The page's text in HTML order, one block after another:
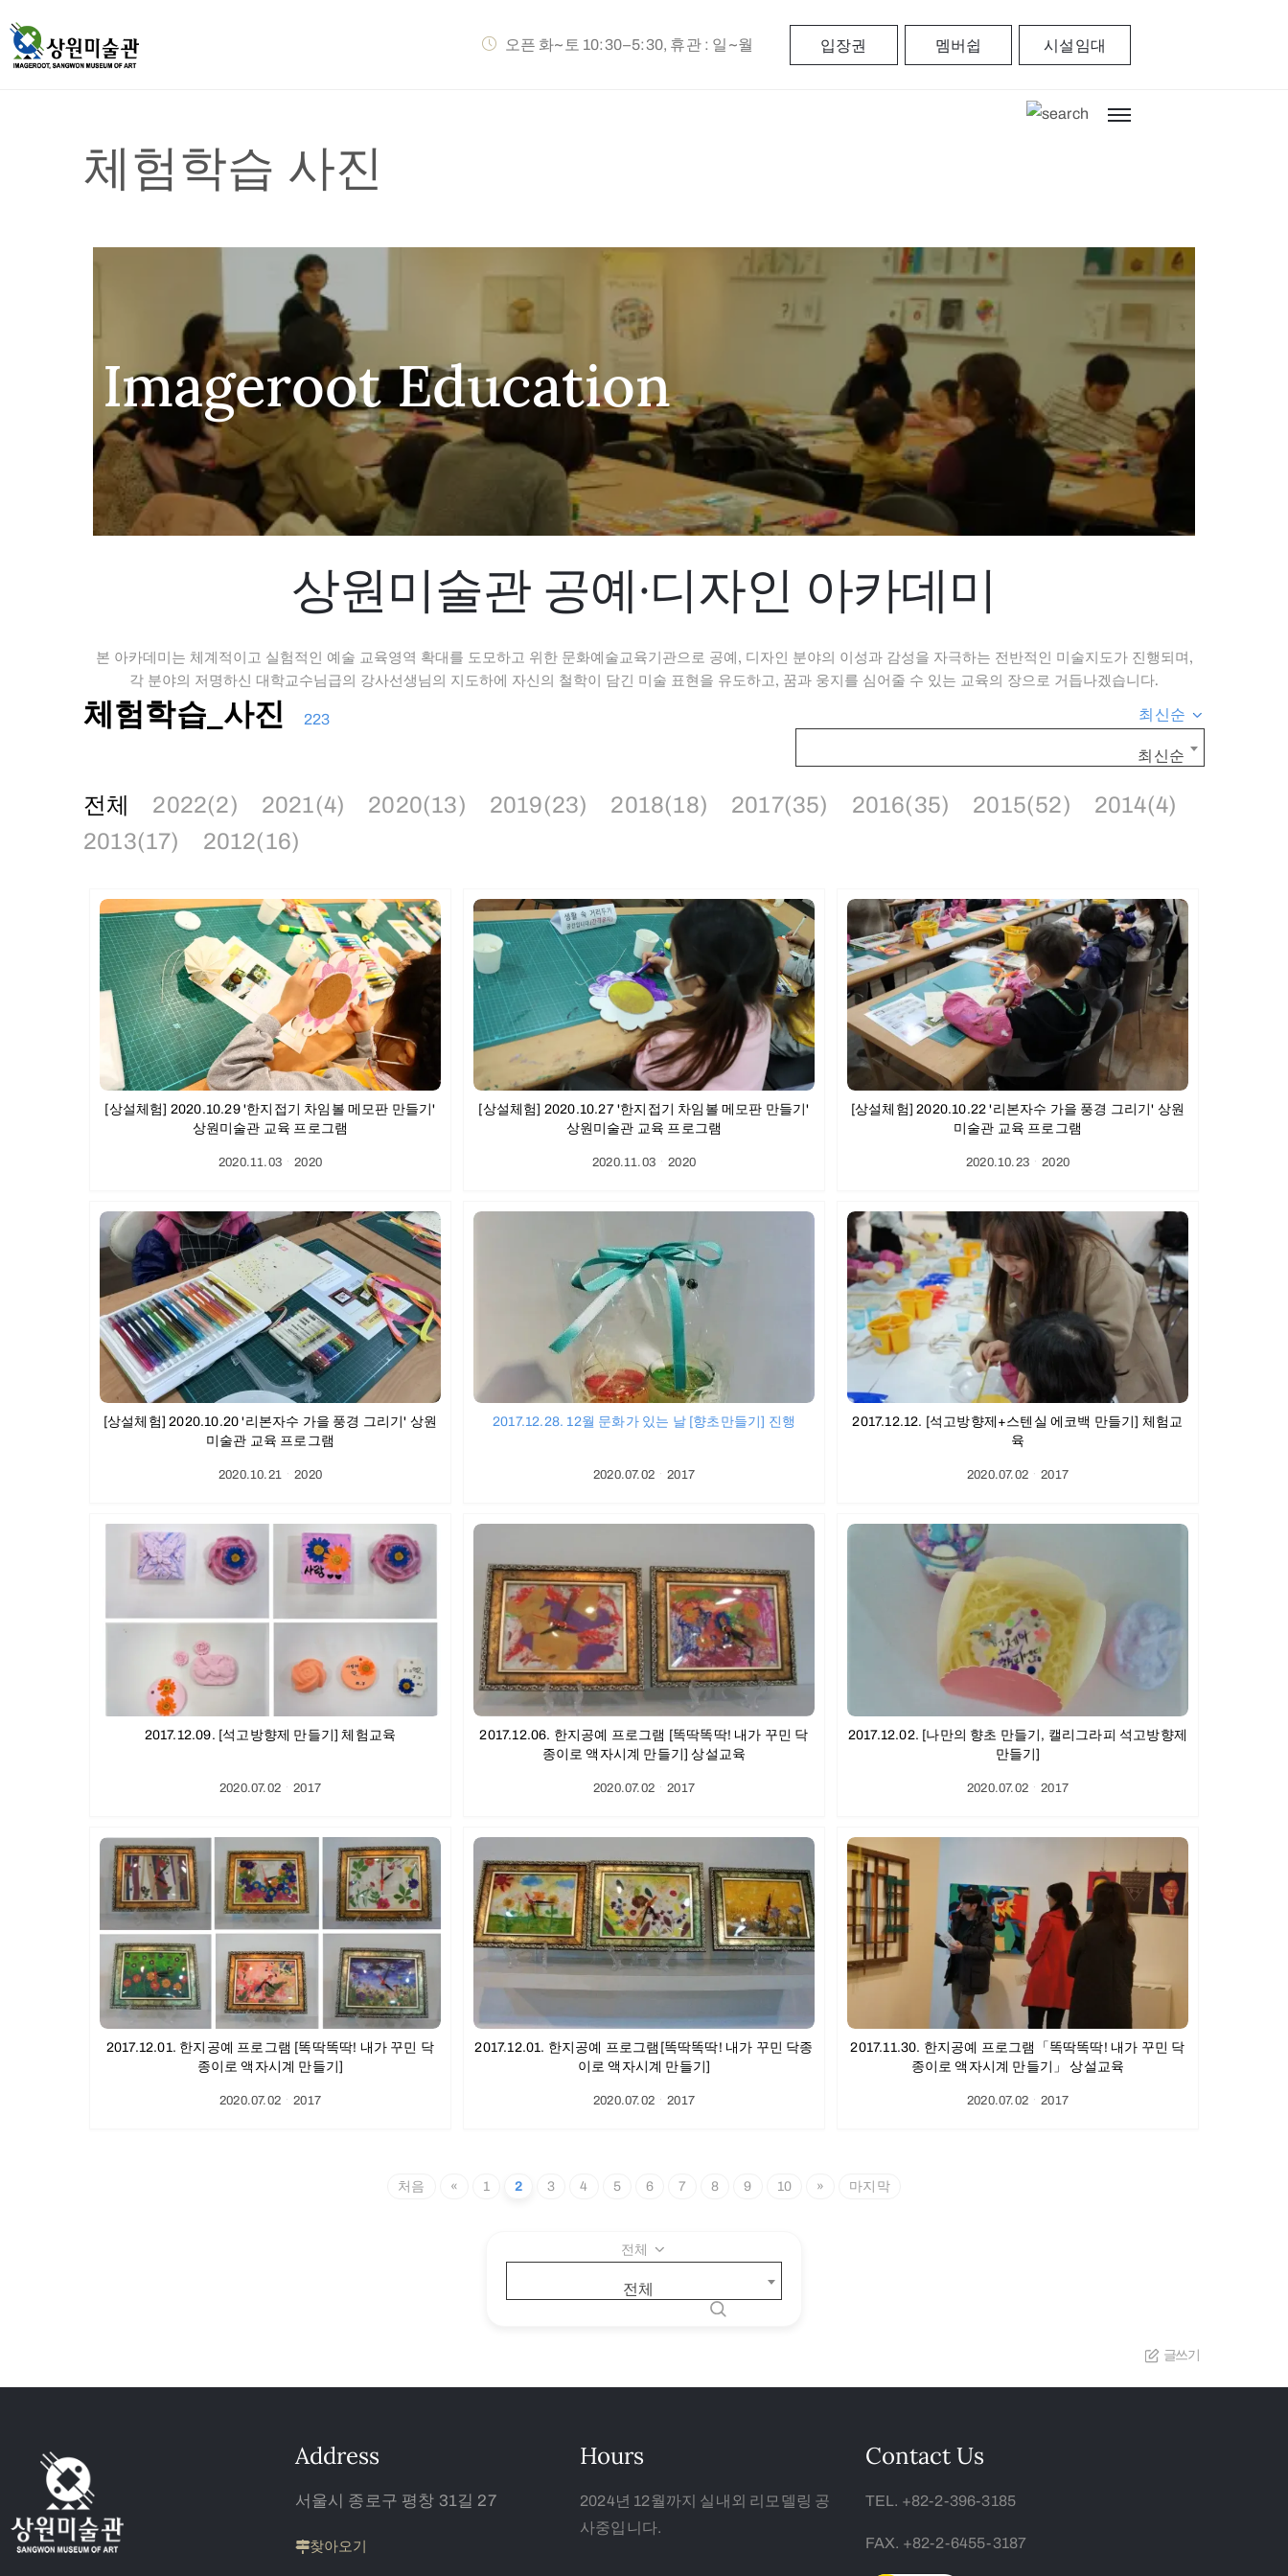
오픈 화~토 10:30–5:30, 휴관 : 일~월 입장권 멤버쉽 시설임대
체험학습 사진
Imageroot Education
상원미술관 공예·디자인 아카데미
본 아카데미는 체계적이고 실험적인 예술 교육영역 확대를 도모하고 위한 문화예술교육기관으로 공예, 디자인 분야의 이성과 감성을 자극하는 전반적인 미술지도가 진행되며,
각 분야의 저명하신 대학교수님급의 강사선생님의 지도하에 자신의 철학이 담긴 미술 표현을 유도하고, 꿈과 웅지를 심어줄 수 있는 교육의 장으로 거듭나겠습니다.
체험학습_사진 223 최신순
최신순
전체 2022(2) 2021(4) 2020(13) 2019(23) 2018(18) 2017(35) 2016(35) 2015(52)
2014(4)
2013(17)
2012(16)
[상설체험] 2020.10.29 '한지접기 차임볼 메모판 만들기'
상원미술관 교육 프로그램
2020.11.03ㆍ2020
[상설체험] 2020.10.27 '한지접기 차임볼 메모판 만들기'
상원미술관 교육 프로그램
2020.11.03ㆍ2020
[상설체험] 2020.10.22 '리본자수 가을 풍경 그리기' 상원
미술관 교육 프로그램
2020.10.23ㆍ2020
[상설체험] 2020.10.20 '리본자수 가을 풍경 그리기' 상원
미술관 교육 프로그램
2020.10.21ㆍ2020
2017.12.28. 12월 문화가 있는 날 [향초만들기] 진행
2020.07.02ㆍ2017
2017.12.12. [석고방향제+스텐실 에코백 만들기] 체험교
육
2020.07.02ㆍ2017
2017.12.09. [석고방향제 만들기] 체험교육
2020.07.02ㆍ2017
2017.12.06. 한지공예 프로그램 [똑딱똑딱! 내가 꾸민 닥
종이로 액자시계 만들기] 상설교육
2020.07.02ㆍ2017
2017.12.02. [나만의 향초 만들기, 캘리그라피 석고방향제
만들기]
2020.07.02ㆍ2017
2017.12.01. 한지공예 프로그램 [똑딱똑딱! 내가 꾸민 닥
종이로 액자시계 만들기]
2020.07.02ㆍ2017
2017.12.01. 한지공예 프로그램[똑딱똑딱! 내가 꾸민 닥종
이로 액자시계 만들기]
2020.07.02ㆍ2017
2017.11.30. 한지공예 프로그램「똑딱똑딱! 내가 꾸민 닥
종이로 액자시계 만들기」 상설교육
2020.07.02ㆍ2017
처음 « 1 2 3 4 5 6 7 8 9 10 » 마지막
전체
전체
글쓰기
Address
서울시 종로구 평창 31길 27
찾아오기
Hours
2024년 12월까지 실내외 리모델링 공
사중입니다.
Contact Us
TEL. +82-2-396-3185
FAX. +82-2-6455-3187